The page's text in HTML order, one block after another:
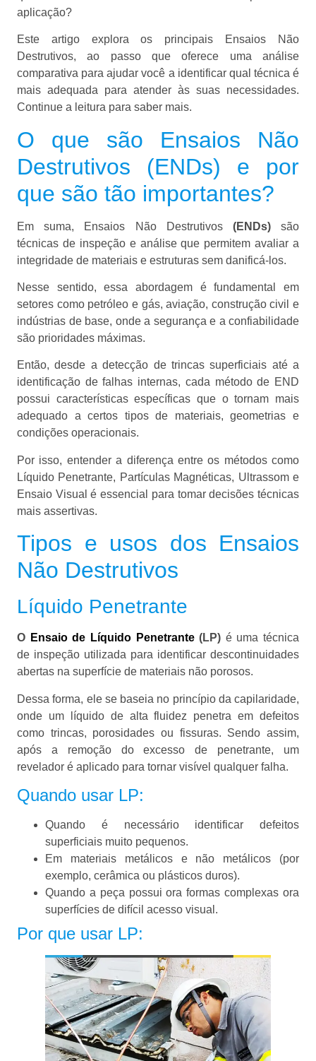
aplicação?
Este artigo explora os principais Ensaios Não
Destrutivos, ao passo que oferece uma análise
comparativa para ajudar você a identificar qual técnica é
mais adequada para atender às suas necessidades.
Continue a leitura para saber mais.
O que são Ensaios Não
Destrutivos (ENDs) e por
que são tão importantes?
Em suma, Ensaios Não Destrutivos (ENDs)são
técnicas de inspeção e análise que permitem avaliar a
integridade de materiais e estruturas sem danificá-los.
Nesse sentido, essa abordagem é fundamental em
setores como petróleo e gás, aviação, construção civil e
indústrias de base, onde a segurança e a confiabilidade
são prioridades máximas.
Então, desde a detecção de trincas superficiais até a
identificação de falhas internas, cada método de END
possui características específicas que o tornam mais
adequado a certos tipos de materiais, geometrias e
condições operacionais.
Por isso, entender a diferença entre os métodos como
Líquido Penetrante, Partículas Magnéticas, Ultrassom e
Ensaio Visual é essencial para tomar decisões técnicas
mais assertivas.
Tipos e usos dos Ensaios
Não Destrutivos
Líquido Penetrante
O Ensaio de Líquido Penetrante(LP) é uma técnica
de inspeção utilizada para identificar descontinuidades
abertas na superfície de materiais não porosos.
Dessa forma, ele se baseia no princípio da capilaridade,
onde um líquido de alta fluidez penetra em defeitos
como trincas, porosidades ou fissuras. Sendo assim,
após a remoção do excesso de penetrante, um
revelador é aplicado para tornar visível qualquer falha.
Quando usar LP:
Quando é necessário identificar defeitos
superficiais muito pequenos.
Em materiais metálicos e não metálicos (por
exemplo, cerâmica ou plásticos duros).
Quando a peça possui ora formas complexas ora
superfícies de difícil acesso visual.
Por que usar LP: